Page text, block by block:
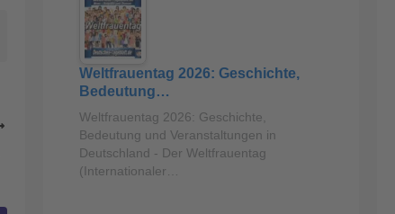
Weltfrauentag 2026: Geschichte,
Bedeutung…
Weltfrauentag 2026: Geschichte,
Bedeutung und Veranstaltungen in
Deutschland - Der Weltfrauentag
(Internationaler…